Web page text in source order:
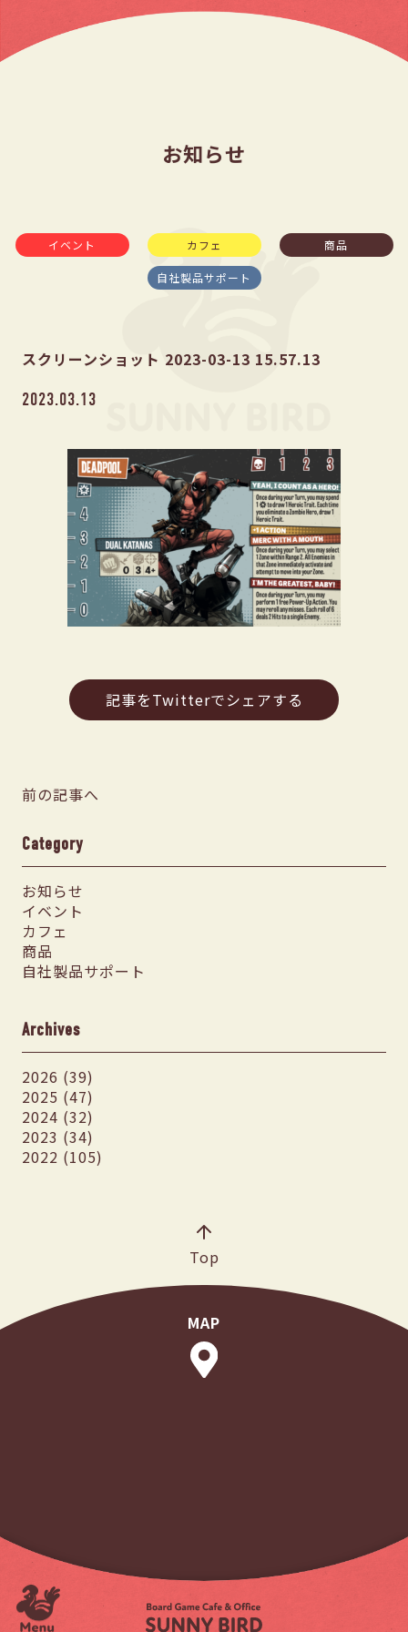
お知らせ
イベント カフェ 商品
自社製品サポート
スクリーンショット 2023-03-13 15.57.13
2023.03.13
記事をTwitterでシェアする
前の記事へ
Category
お知らせ
イベント
カフェ
商品
自社製品サポート
Archives
2026 (39)
2025 (47)
2024 (32)
2023 (34)
2022 (105)
Top
MAP